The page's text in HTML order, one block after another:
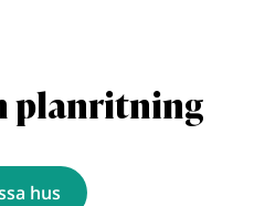
planritning
hus